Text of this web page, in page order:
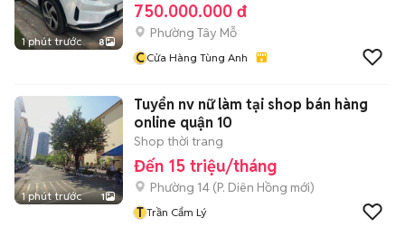
1 phút trước 8
750.000.000 đ
Phường Tây Mỗ
CCửa Hàng Tùng Anh
1 phút trước 1
Tuyển nv nữ làm tại shop bán hàng
online quận 10
Shop thời trang
Đến 15 triệu/tháng
Phường 14 (P. Diên Hồng mới)
T Trần Cẩm Lý